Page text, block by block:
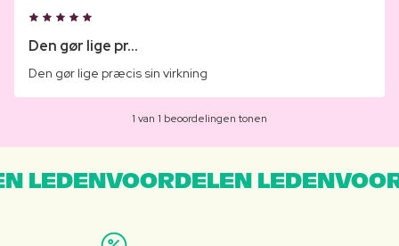
Den gør lige pr...
Den gør lige præcis sin virkning
1 van 1 beoordelingen tonen
LEDENVOORDELEN